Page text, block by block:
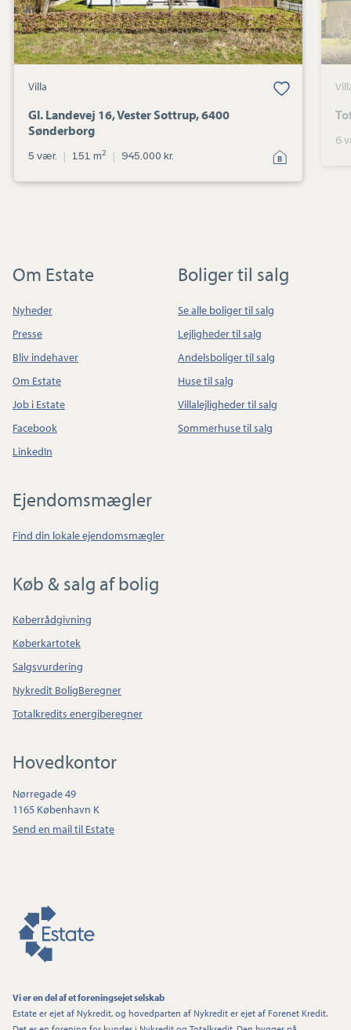
Villa
Gl. Landevej 16, Vester Sottrup, 6400
Sønderborg
5 vær. | 151 m2 | 945.000 kr.
6
Om Estate
Nyheder
Presse
Bliv indehaver
Om Estate
Job i Estate
Facebook
LinkedIn
Boliger til salg
Se alle boliger til salg
Lejligheder til salg
Andelsboliger til salg
Huse til salg
Villalejligheder til salg
Sommerhuse til salg
Ejendomsmægler
Find din lokale ejendomsmægler
Køb & salg af bolig
Køberrådgivning
Køberkartotek
Salgsvurdering
Nykredit BoligBeregner
Totalkredits energiberegner
Hovedkontor
Nørregade 49
1165 København K
Send en mail til Estate
Vi er en del af et foreningsejet selskab
Estate er ejet af Nykredit, og hovedparten af Nykredit er ejet af Forenet Kredit.